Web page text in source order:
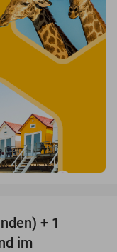
+ 1
im